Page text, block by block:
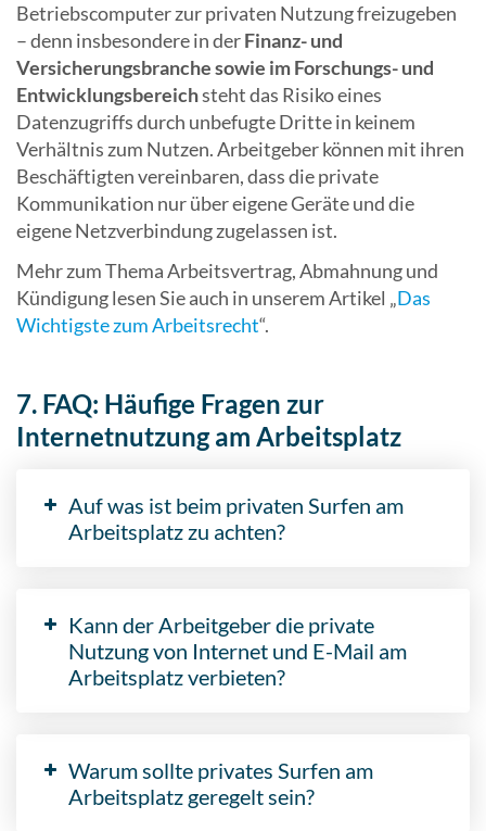
Betriebscomputer zur privaten Nutzung freizugeben
– denn insbesondere in derFinanz- und
Versicherungsbranche sowie im Forschungs- und
Entwicklungsbereichsteht das Risiko eines
Datenzugriffs durch unbefugte Dritte in keinem
Verhältnis zum Nutzen. Arbeitgeber können mit ihren
Beschäftigten vereinbaren, dass die private
Kommunikation nur über eigene Geräte und die
eigene Netzverbindung zugelassen ist.
Mehr zum Thema Arbeitsvertrag, Abmahnung und
Kündigung lesen Sie auch in unserem Artikel „Das
Wichtigste zum Arbeitsrecht“.
7. FAQ: Häufige Fragen zur
Internetnutzung am Arbeitsplatz
Auf was ist beim privaten Surfen am
Arbeitsplatz zu achten?
Kann der Arbeitgeber die private
Nutzung von Internet und E-Mail am
Arbeitsplatz verbieten?
Warum sollte privates Surfen am
Arbeitsplatz geregelt sein?